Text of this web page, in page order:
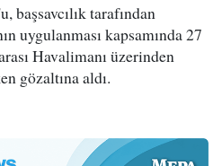
başsavcılık tarafından
uygulanması kapsamında 27
Havalimanı üzerinden
gözaltına aldı.